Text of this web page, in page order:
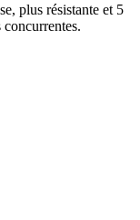
plus résistante et 5